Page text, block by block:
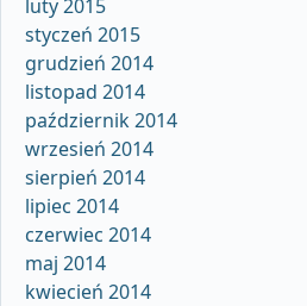
luty 2015
styczeń 2015
grudzień 2014
listopad 2014
październik 2014
wrzesień 2014
sierpień 2014
lipiec 2014
czerwiec 2014
maj 2014
kwiecień 2014